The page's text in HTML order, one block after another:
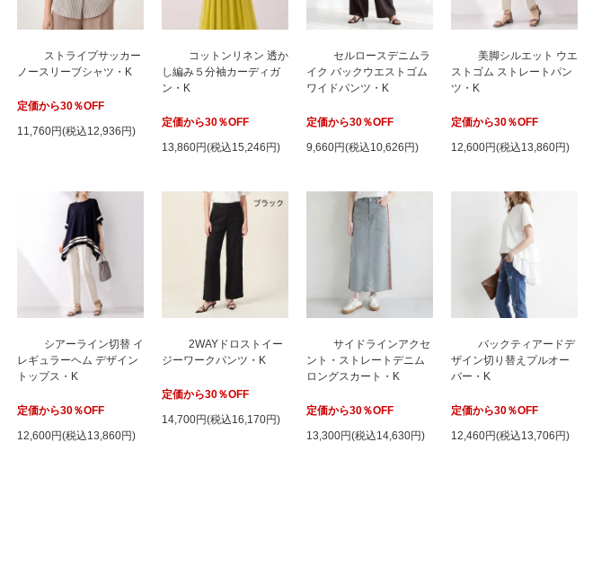
ストライプサッカー
ノースリーブシャツ・K
定価から30％OFF
11,760円(税込12,936円)
コットンリネン 透か
し編み５分袖カーディガ
ン・K
定価から30％OFF
13,860円(税込15,246円)
セルロースデニムラ
イク バックウエストゴム
ワイドパンツ・K
定価から30％OFF
9,660円(税込10,626円)
美脚シルエット ウエ
ストゴム ストレートパン
ツ・K
定価から30％OFF
12,600円(税込13,860円)
シアーライン切替 イ
レギュラーヘム デザイン
トップス・K
定価から30％OFF
12,600円(税込13,860円)
2WAYドロストイー
ジーワークパンツ・K
定価から30％OFF
14,700円(税込16,170円)
サイドラインアクセ
ント・ストレートデニム
ロングスカート・K
定価から30％OFF
13,300円(税込14,630円)
バックティアードデ
ザイン切り替えプルオー
バー・K
定価から30％OFF
12,460円(税込13,706円)